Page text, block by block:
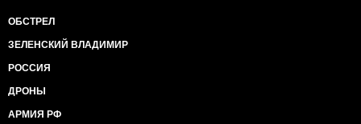
ОБСТРЕЛ
ЗЕЛЕНСКИЙ ВЛАДИМИР
РОССИЯ
ДРОНЫ
АРМИЯ РФ